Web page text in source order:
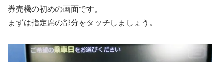
券売機の初めの画面です。
まずは指定席の部分をタッチしましょう。